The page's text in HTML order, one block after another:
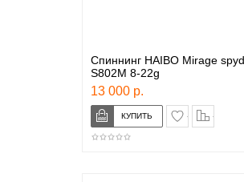
Спиннинг HAIBO Mirage
S802M 8-22g
13 000 р.
в закладки